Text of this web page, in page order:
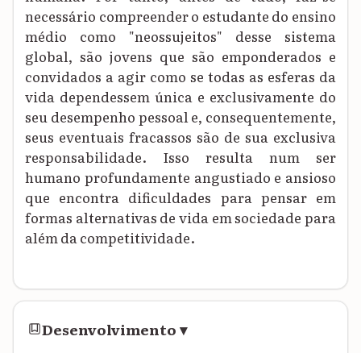
necessário compreender o estudante do ensino
médio como "neossujeitos" desse sistema
global, são jovens que são emponderados e
convidados a agir como se todas as esferas da
vida dependessem única e exclusivamente do
seu desempenho pessoal e, consequentemente,
seus eventuais fracassos são de sua exclusiva
responsabilidade. Isso resulta num ser
humano profundamente angustiado e ansioso
que encontra dificuldades para pensar em
formas alternativas de vida em sociedade para
além da competitividade.
Desenvolvimento▾